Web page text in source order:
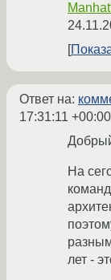
Ответ на:
17:31:11 +00:00
На
лет -